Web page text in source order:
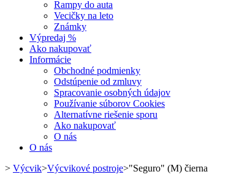
Rampy do auta
Vecičky na leto
Známky
Výpredaj %
Ako nakupovať
Informácie
Obchodné podmienky
Odstúpenie od zmluvy
Spracovanie osobných údajov
Používanie súborov Cookies
Alternatívne riešenie sporu
Ako nakupovať
O nás
O nás
> Výcvik>Výcvikové postroje>"Seguro" (M) čierna